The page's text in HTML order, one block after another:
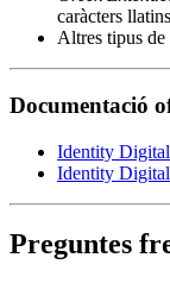
caràcters
Altres tipus de
Documentació
Identity
Identity
Preguntes